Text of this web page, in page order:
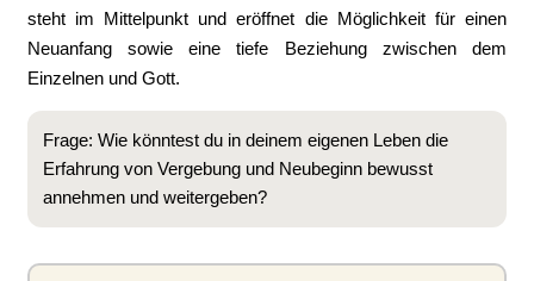
steht im Mittelpunkt und eröffnet die Möglichkeit für einen
Neuanfang sowie eine tiefe Beziehung zwischen dem
Einzelnen und Gott.
Frage: Wie könntest du in deinem eigenen Leben die
Erfahrung von Vergebung und Neubeginn bewusst
annehmen und weitergeben?